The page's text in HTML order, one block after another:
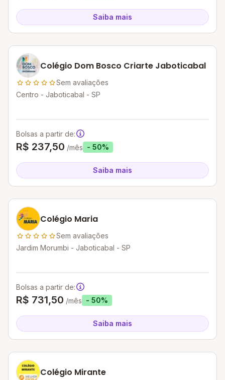
Saiba mais
Colégio Dom Bosco Criarte Jaboticabal
Sem avaliações
Centro - Jaboticabal - SP
Bolsas a partir de:
R$ 237,50 /mês - 50%
Saiba mais
Colégio Maria
Sem avaliações
Jardim Morumbi - Jaboticabal - SP
Bolsas a partir de:
R$ 731,50 /mês - 50%
Saiba mais
Colégio Mirante